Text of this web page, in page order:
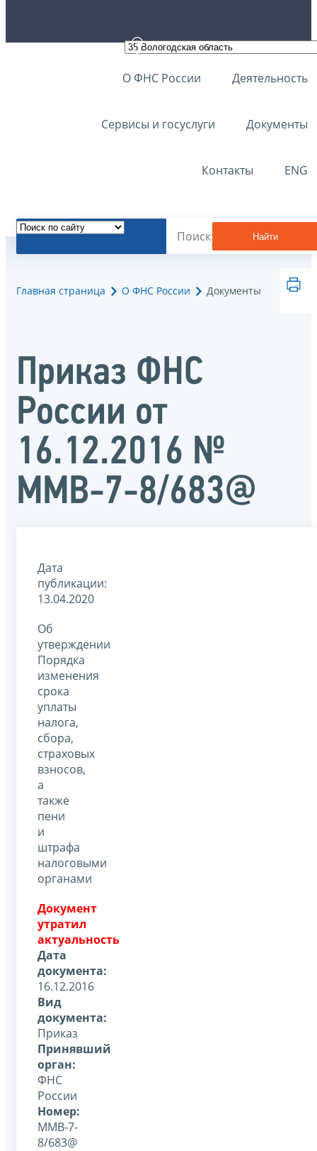
О ФНС России Деятельность
Сервисы и госуслуги Документы
Контакты ENG
Найти
Главная страница О ФНС России Документы
Приказ ФНС
России от
16.12.2016 №
ММВ-7-8/683@
Дата
публикации:
13.04.2020
Об
утверждении
Порядка
изменения
срока
уплаты
налога,
сбора,
страховых
взносов,
а
также
пени
и
штрафа
налоговыми
органами
Документ
утратил
актуальность
Дата
документа:
16.12.2016
Вид
документа:
Приказ
Принявший
орган:
ФНС
России
Номер:
ММВ-7-
8/683@